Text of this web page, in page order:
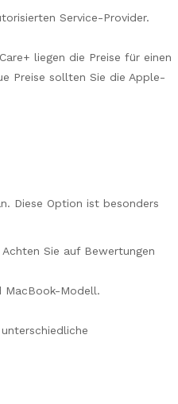
Service-Provider.
liegen die Preise für einen
Preise sollten Sie die Apple-
Diese Option ist besonders
Sie auf Bewertungen
MacBook-Modell.